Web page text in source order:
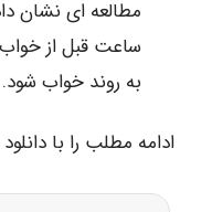
ساعت قبل از
به روند خواب شود.
ادامه مطلب را با